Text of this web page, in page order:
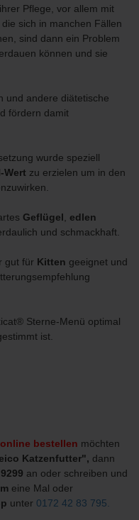
Pflege, vor allem mit
die sich in manchen Fällen
sind dann ein Problem
können und sie
und andere diätetische
fördern damit
wurde speziell
Wert zu erzielen um in den
Geflügel
edlen
und schmackhaft.
gut für Kitten geeignet und
Sterne-Menü optimal
ist.
bestellen möchten
Katzenfutter", dann
an oder schreiben und
eine Mal oder
unter 0172 42 83 795.